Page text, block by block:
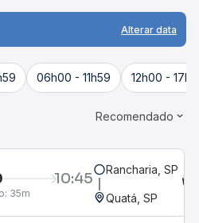
Alterar data
06h00 - 11h59 12h00 -
Recomendado
10:45
35m
Rancharia, SP
Quatá, SP